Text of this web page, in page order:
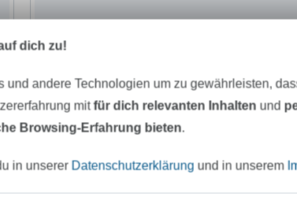
dich zu!
und andere Technologien um zu gewährleisten,
mitfür dich relevanten Inhalten und
Browsing-Erfahrung bieten.
in unserer Datenschutzerklärung und in unserem